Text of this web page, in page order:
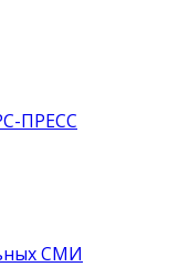
ПРЕСС
СМИ